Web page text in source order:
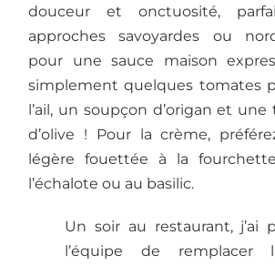
douceur et onctuosité,
approches savoyardes ou
pour une sauce maison
simplement quelques tomates
l’ail, un soupçon d’origan et une
d’olive ! Pour la crème,
légère fouettée à la
l’échalote ou au basilic.
Un soir au restaurant, j’ai
l’équipe de remplacer